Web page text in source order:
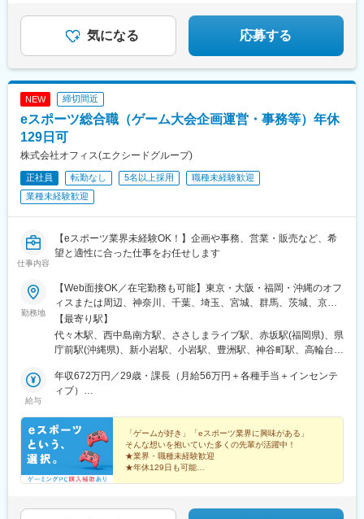
気になる 応募する
NEW 締切間近
eスポーツ総合職（ゲーム大会企画運営・事務等）年休
129日可
株式会社オフィス(エクシードグループ)
正社員 転勤なし 5名以上採用
職種未経験歓迎
業種未経験歓迎
仕事内容
【eスポーツ業界未経験OK！】企画や事務、営業・販売など、希
望と適性に合った仕事をお任せします
勤務地
【Web面接OK／在宅勤務も可能】東京・大阪・福岡・沖縄のオフ
ィスまたは周辺、神奈川、千葉、埼玉、宮城、群馬、茨城、京
都、兵庫、奈良、滋賀、和歌山、愛知、三重、岐阜、静岡、香
川、愛媛、広島、岡山、福岡、佐賀、長崎、熊本、大分、宮崎、
鹿児島、沖縄の各勤務先★全国から応募可能！★関東・関西のみ
ト！お住まい問わず、ご応募いただけます◎＼＼積極採用中！／
／★勤務地は希望を考慮し決定します。★転勤なし！★U・Iター
＞東京都豊島区東池袋3-7-9 AS ONE東池袋ビル7階＜名古屋支
社＞愛知県名古屋市中村区池町4－60－12 グローバルゲート12F
＜大阪支社＞大阪府大阪市淀川区西中島4-3-8 新大阪阪神ビル7
階＜福岡支社＞福岡県福岡市中央区大名２丁目 9-17 ARISTO大
名 3F＜沖縄支社＞沖縄県那覇市久茂地2丁目3-9 8階西
【最寄り駅】
代々木駅、西中島南方駅、ささしまライブ駅、赤坂駅(福岡県)、県
庁前駅(沖縄県)、新小岩駅、小岩駅、豊洲駅、神谷町駅、高輪台
駅(舎人ライナー)、三鷹駅、恵比寿駅、広尾駅、渋谷駅、高田馬場
駅、四ツ谷駅、新宿三丁目駅、三軒茶屋駅、霞ケ関駅(東京都)、末
(東京都)、飯田橋駅、有楽町駅、綾瀬駅、北千住駅、上野御徒町
駅、蒲田駅、大森駅(東京都)、東銀座駅、日本橋駅(東京都)、三越
前駅、小伝馬町駅、八丁堀駅(東京都)、中野坂上駅、中野駅(東京
都)、町田駅、目黒駅、立会川駅、五反田駅、井の頭公園駅、都電
雑司ケ谷駅、赤羽駅、押上駅、錦糸町駅、中目黒駅、大崎駅、鶴
駅、屏風浦駅、金沢文庫駅、新羽駅、戸塚駅、上永谷駅、鶴ケ峰
給与
年収672万円／29歳・課長（月給56万円＋各種手当＋インセンテ
ィブ）
ィブ）
「ゲームが好き」「eスポーツ業界に興味がある」
そんな想いを抱いていた多くの先輩が活躍中！
★業界・職種未経験歓迎
★年休129日も可能